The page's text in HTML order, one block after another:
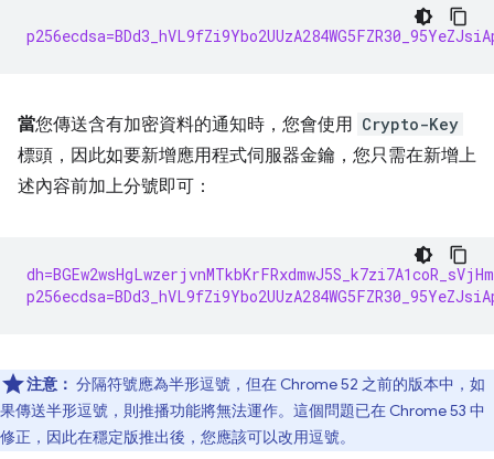
當您傳送含有加密資料的通知時，您會使用 Crypto-Key
標頭，因此如要新增應用程式伺服器金鑰，您只需在新增上
述內容前加上分號即可：
注意： 分隔符號應為半形逗號，但在 Chrome 52 之前的版本中，如
果傳送半形逗號，則推播功能將無法運作。這個問題已在 Chrome 53 中
修正，因此在穩定版推出後，您應該可以改用逗號。